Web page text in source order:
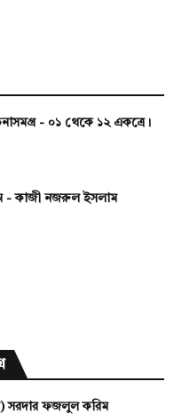
- ০১ থেকে ১২ একত্রে।
- কাজী নজরুল ইসলাম
সরদার ফজলুল করিম